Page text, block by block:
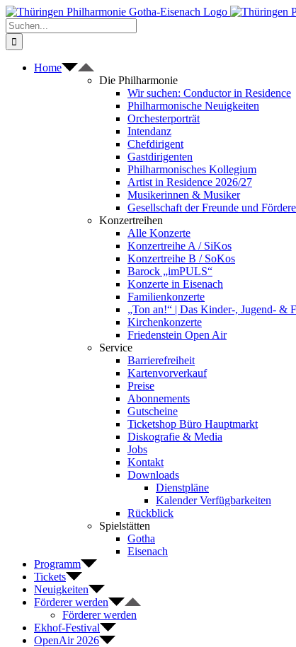
Zum
Inhalt
springen
Suche
nach:
Home
Die Philharmonie
Wir suchen: Conductor in Residence
Philharmonische Neuigkeiten
Orchesterporträt
Intendanz
Chefdirigent
Gastdirigenten
Philharmonisches Kollegium
Artist in Residence 2026/27
Musikerinnen & Musiker
Gesellschaft der Freunde und
Konzertreihen
Alle Konzerte
Konzertreihe A / SiKos
Konzertreihe B / SoKos
Barock „imPULS“
Konzerte in Eisenach
Familienkonzerte
„Ton an!“ | Das Kinder-, Jugend- &
Kirchenkonzerte
Friedenstein Open Air
Service
Barrierefreiheit
Kartenvorverkauf
Preise
Abonnements
Gutscheine
Ticketshop Büro Hauptmarkt
Diskografie & Media
Jobs
Kontakt
Downloads
Dienstpläne
Kalender Verfügbarkeiten
Rückblick
Spielstätten
Gotha
Eisenach
Programm
Tickets
Neuigkeiten
Förderer werden
Förderer werden
Ekhof-Festival
OpenAir 2026